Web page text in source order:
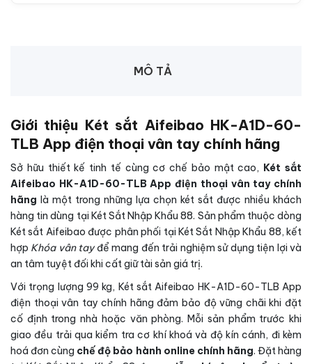
MÔ TẢ
Giới thiệu Két sắt Aifeibao HK-A1D-60-
TLB App điện thoại vân tay chính hãng
Sở hữu thiết kế tinh tế cùng cơ chế bảo mật cao, Két sắt
Aifeibao HK-A1D-60-TLB App điện thoại vân tay chính
hãng là một trong những lựa chọn két sắt được nhiều khách
hàng tin dùng tại Két Sắt Nhập Khẩu 88. Sản phẩm thuộc dòng
Két sắt Aifeibao được phân phối tại Két Sắt Nhập Khẩu 88, kết
hợp Khóa vân tayđể mang đến trải nghiệm sử dụng tiện lợi và
an tâm tuyệt đối khi cất giữ tài sản giá trị.
Với trọng lượng 99 kg, Két sắt Aifeibao HK-A1D-60-TLB App
điện thoại vân tay chính hãng đảm bảo độ vững chãi khi đặt
cố định trong nhà hoặc văn phòng. Mỗi sản phẩm trước khi
giao đều trải qua kiểm tra cơ khí khoá và độ kín cánh, đi kèm
hoá đơn cùng chế độ bảo hành online chính hãng. Đặt hàng